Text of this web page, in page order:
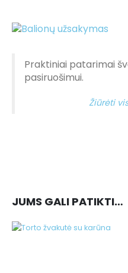
Praktiniai patarimai
pasiruošimui.
Žiūrėti
JUMS GALI PATIKTI…